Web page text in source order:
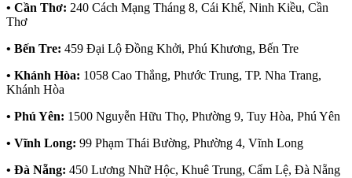
• Cần Thơ: 240 Cách Mạng Tháng 8, Cái Khế, Ninh Kiều, Cần
Thơ
• Bến Tre: 459 Đại Lộ Đồng Khởi, Phú Khương, Bến Tre
• Khánh Hòa: 1058 Cao Thắng, Phước Trung, TP. Nha Trang,
Khánh Hòa
• Phú Yên: 1500 Nguyễn Hữu Thọ, Phường 9, Tuy Hòa, Phú Yên
• Vĩnh Long: 99 Phạm Thái Bường, Phường 4, Vĩnh Long
• Đà Nẵng: 450 Lương Nhữ Hộc, Khuê Trung, Cẩm Lệ, Đà Nẵng